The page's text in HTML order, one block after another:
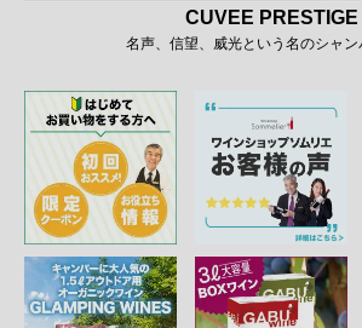
CUVEE PRESTIGE
名声、信望、威光という名のシャン